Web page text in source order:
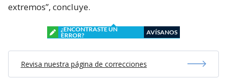
extremos”, concluye.
¿ENCONTRASTE UN
ERROR?
AVÍSANOS
Revisa nuestra página de correcciones